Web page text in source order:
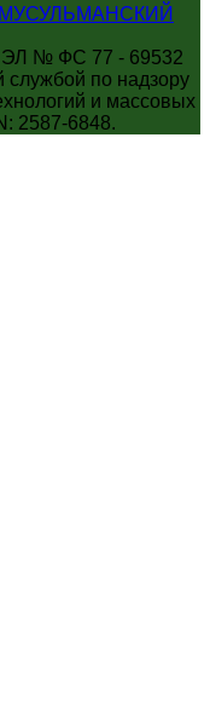
ЭЛ № ФС 77 - 69532
по надзору
и массовых
2587-6848.